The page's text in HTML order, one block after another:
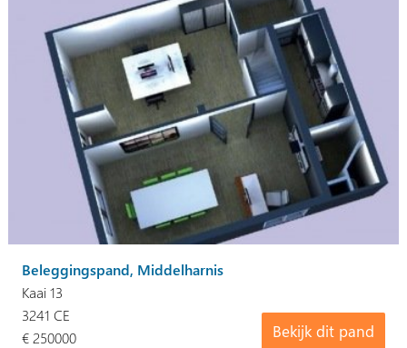
Beleggingspand, Middelharnis
Kaai 13
Bekijk dit pand
3241 CE
€ 250000